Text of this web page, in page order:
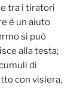
tra i tiratori
è un aiuto
si può
alla testa;
di
con visiera,